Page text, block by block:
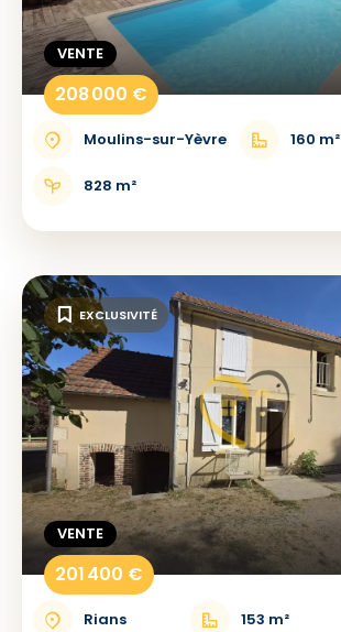
VENTE
208 000 €
Moulins-sur-Yèvre 160 m²
828 m²
VENTE
201 400 €
Rians 153 m²
EXCLUSIVITÉ